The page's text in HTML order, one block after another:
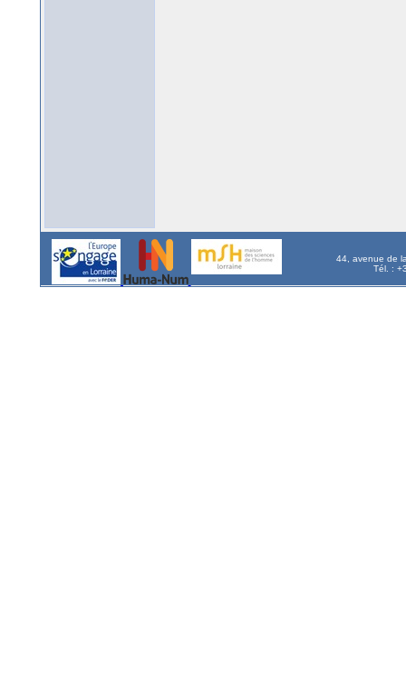
44, avenue de
Tél. :